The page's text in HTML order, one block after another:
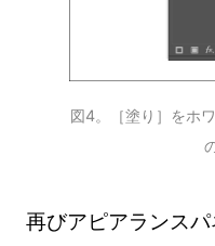
図4。［塗り］をホ
再びアピアランスパ